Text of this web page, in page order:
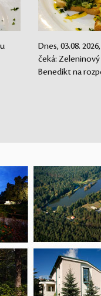
Dnes, 03.08.
čeká:
Benedikt na